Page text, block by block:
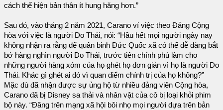
cách thể hiện bản thân ít hung hăng hơn.”
Sau đó, vào tháng 2 năm 2021, Carano ví việc theo Đảng Cộng
hòa với việc là người Do Thái, nói: “Hầu hết mọi người ngày nay
không nhận ra rằng để quân binh Đức Quốc xã có thể dễ dàng bắt
bớ hàng nghìn người Do Thái, trước tiên chính phủ làm cho
những người hàng xóm của họ ghét họ đơn giản vì họ là người Do
Thái. Khác gì ghét ai đó vì quan điểm chính trị của họ không?”
Mặc dù đã nhận được sự ủng hộ từ nhiều đảng viên Cộng hòa,
Carano đã bị Disney sa thải và nhân vật của cô bị loại khỏi phim
bộ này. “Đăng trên mạng xã hội bôi nhọ mọi người dựa trên bản